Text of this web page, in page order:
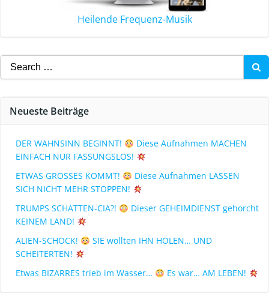
Heilende Frequenz-Musik
Neueste Beiträge
DER WAHNSINN BEGINNT!
Diese Aufnahmen MACHEN
EINFACH NUR FASSUNGSLOS!
ETWAS GROSSES KOMMT!
Diese Aufnahmen LASSEN
SICH NICHT MEHR STOPPEN!
TRUMPS SCHATTEN-CIA?!
Dieser GEHEIMDIENST gehorcht
KEINEM LAND!
ALIEN-SCHOCK!
SIE wollten IHN HOLEN… UND
SCHEITERTEN!
Etwas BIZARRES trieb im Wasser…
Es war… AM LEBEN!